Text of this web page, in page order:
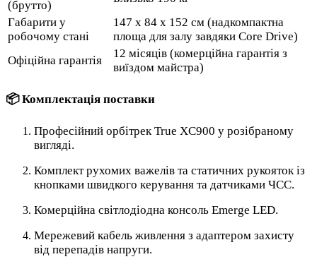
(брутто)
Габарити у
робочому стані
147 x 84 x 152 см (надкомпактна
площа для залу завдяки Core Drive)
Офіційна гарантія
12 місяців (комерційна гарантія з
виїздом майстра)
📦 Комплектація поставки
Професійний орбітрек True XC900 у розібраному
вигляді.
Комплект рухомих важелів та статичних рукояток із
кнопками швидкого керування та датчиками ЧСС.
Комерційна світлодіодна консоль Emerge LED.
Мережевий кабель живлення з адаптером захисту
від перепадів напруги.